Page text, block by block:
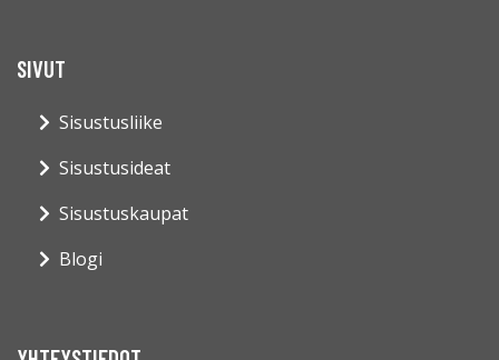
SIVUT
Sisustusliike
Sisustusideat
Sisustuskaupat
Blogi